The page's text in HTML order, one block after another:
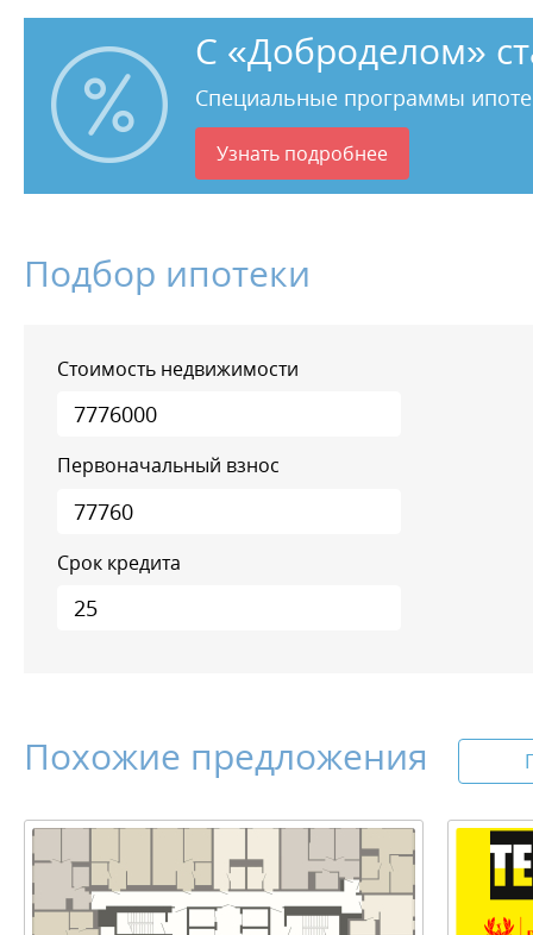
С «Доброделом»
Специальные программы
Узнать подробнее
Подбор ипотеки
Стоимость недвижимости
Первоначальный взнос
Срок кредита
Похожие предложения